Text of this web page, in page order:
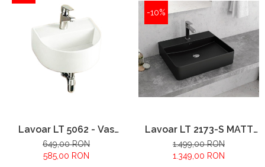
Lavoar LT 5062 - Vas
Lavoar 320x290x130mm
649,00 RON
585,00 RON
-10%
Lavoar LT 2173-S MATT
BLACK - 500x420x120mm
1.499,00 RON
1.349,00 RON